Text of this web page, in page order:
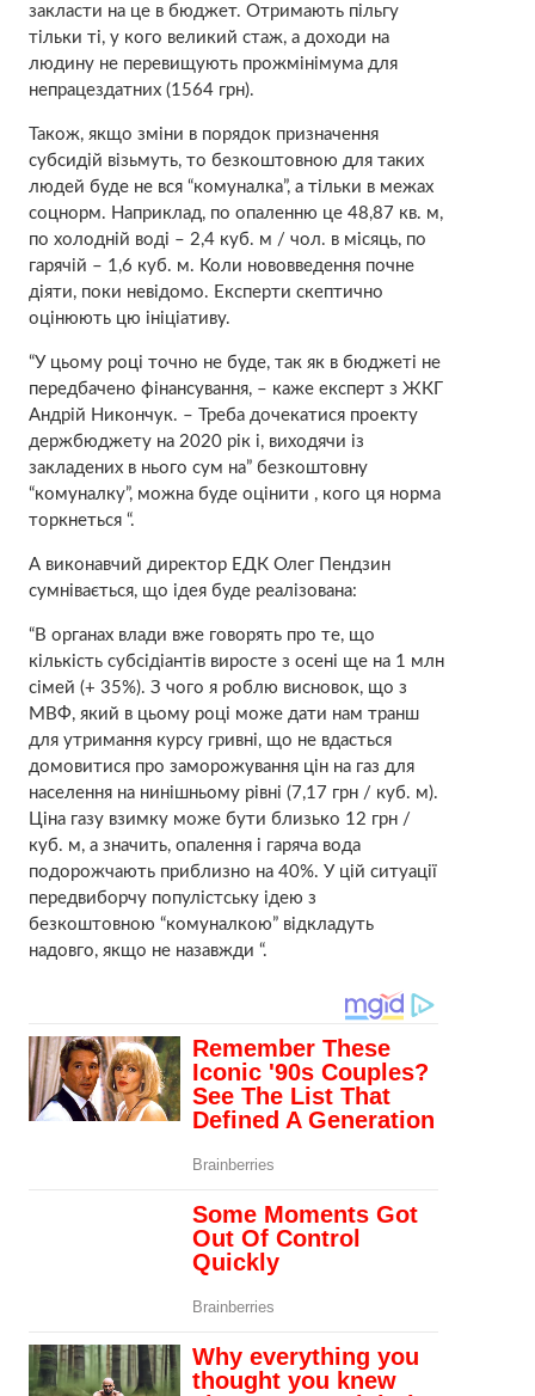
закласти на це в бюджет. Отримають пільгу
тільки ті, у кого великий стаж, а доходи на
людину не перевищують прожмінімума для
непрацездатних (1564 грн).
Також, якщо зміни в порядок призначення
субсидій візьмуть, то безкоштовною для таких
людей буде не вся “комуналка”, а тільки в межах
соцнорм. Наприклад, по опаленню це 48,87 кв. м,
по холодній воді – 2,4 куб. м / чол. в місяць, по
гарячій – 1,6 куб. м. Коли нововведення почне
діяти, поки невідомо. Експерти скептично
оцінюють цю ініціативу.
“У цьому році точно не буде, так як в бюджеті не
передбачено фінансування, – каже експерт з ЖКГ
Андрій Никончук. – Треба дочекатися проекту
держбюджету на 2020 рік і, виходячи із
закладених в нього сум на” безкоштовну
“комуналку”, можна буде оцінити , кого ця норма
торкнеться “.
А виконавчий директор ЕДК Олег Пендзин
сумнівається, що ідея буде реалізована:
“В органах влади вже говорять про те, що
кількість субсідіантів виросте з осені ще на 1 млн
сімей (+ 35%). З чого я роблю висновок, що з
МВФ, який в цьому році може дати нам транш
для утримання курсу гривні, що не вдасться
домовитися про заморожування цін на газ для
населення на нинішньому рівні (7,17 грн / куб. м).
Ціна газу взимку може бути близько 12 грн /
куб. м, а значить, опалення і гаряча вода
подорожчають приблизно на 40%. У цій ситуації
передвиборчу популістську ідею з
безкоштовною “комуналкою” відкладуть
надовго, якщо не назавжди “.